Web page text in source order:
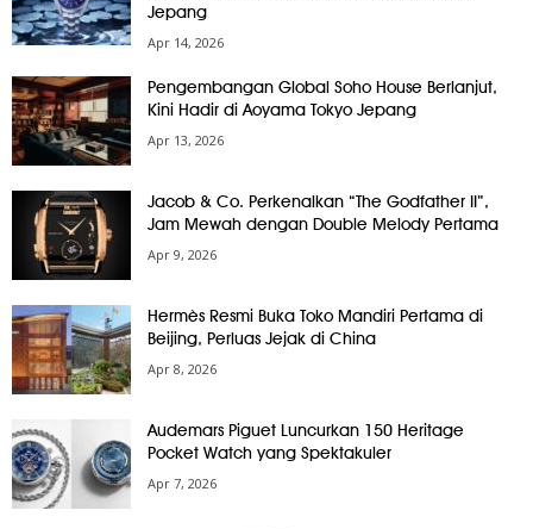
Jepang
Apr 14, 2026
Pengembangan Global Soho House Berlanjut,
Kini Hadir di Aoyama Tokyo Jepang
Apr 13, 2026
Jacob & Co. Perkenalkan “The Godfather II”,
Jam Mewah dengan Double Melody Pertama
Apr 9, 2026
Hermès Resmi Buka Toko Mandiri Pertama di
Beijing, Perluas Jejak di China
Apr 8, 2026
Audemars Piguet Luncurkan 150 Heritage
Pocket Watch yang Spektakuler
Apr 7, 2026